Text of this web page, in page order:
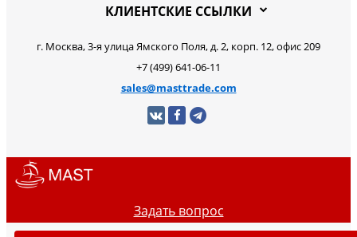
КЛИЕНТСКИЕ ССЫЛКИ
г. Москва, 3-я улица Ямского Поля, д. 2, корп. 12, офис 209
+7 (499) 641-06-11
sales@masttrade.com
Задать вопрос